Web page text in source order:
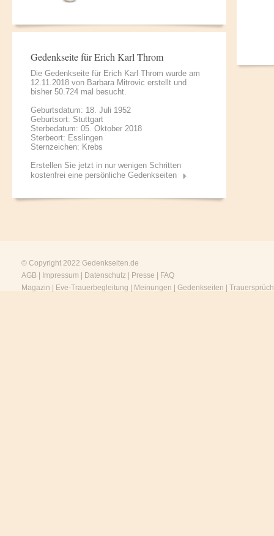
Gedenkseite für Erich Karl Throm
Die Gedenkseite für Erich Karl Throm wurde am
12.11.2018 von Barbara Mitrovic erstellt und
bisher 50.724 mal besucht.
Geburtsdatum: 18. Juli 1952
Geburtsort: Stuttgart
Sterbedatum: 05. Oktober 2018
Sterbeort: Esslingen
Sternzeichen: Krebs
Erstellen Sie jetzt in nur wenigen Schritten
kostenfrei eine persönliche Gedenkseiten
© Copyright 2022 Gedenkseiten.de
AGB
Impressum Datenschutz Presse
FAQ
Magazin
Eve-Trauerbegleitung Meinungen Gedenkseiten